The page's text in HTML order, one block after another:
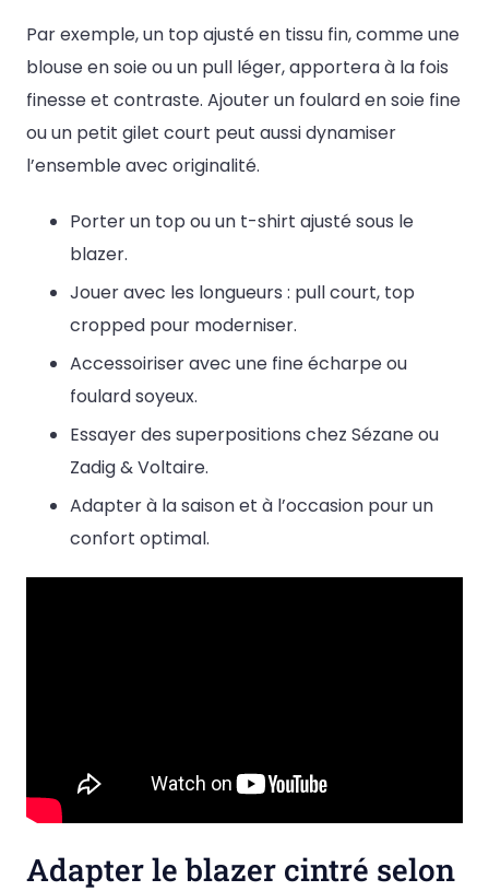
Par exemple, un top ajusté en tissu fin, comme une
blouse en soie ou un pull léger, apportera à la fois
finesse et contraste. Ajouter un foulard en soie fine
ou un petit gilet court peut aussi dynamiser
l’ensemble avec originalité.
Porter un top ou un t-shirt ajusté sous le
blazer.
Jouer avec les longueurs : pull court, top
cropped pour moderniser.
Accessoiriser avec une fine écharpe ou
foulard soyeux.
Essayer des superpositions chez Sézane ou
Zadig & Voltaire.
Adapter à la saison et à l’occasion pour un
confort optimal.
Adapter le blazer cintré selon